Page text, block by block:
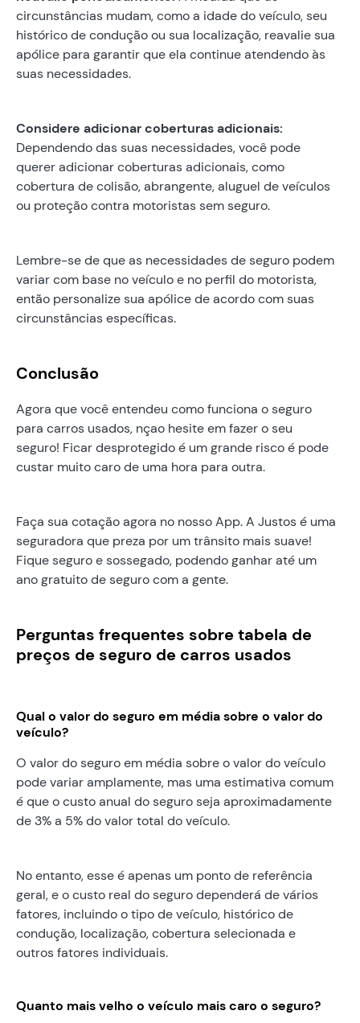
circunstâncias mudam, como a idade do veículo, seu
histórico de condução ou sua localização, reavalie sua
apólice para garantir que ela continue atendendo às
suas necessidades.
Considere adicionar coberturas adicionais:
Dependendo das suas necessidades, você pode
querer adicionar coberturas adicionais, como
cobertura de colisão, abrangente, aluguel de veículos
ou proteção contra motoristas sem seguro.
Lembre-se de que as necessidades de seguro podem
variar com base no veículo e no perfil do motorista,
então personalize sua apólice de acordo com suas
circunstâncias específicas.
Conclusão
Agora que você entendeu como funciona o seguro
para carros usados, nçao hesite em fazer o seu
seguro! Ficar desprotegido é um grande risco é pode
custar muito caro de uma hora para outra.
Faça sua cotação agora no nosso App. A Justos é uma
seguradora que preza por um trânsito mais suave!
Fique seguro e sossegado, podendo ganhar até um
ano gratuito de seguro com a gente.
Perguntas frequentes sobre tabela de
preços de seguro de carros usados
Qual o valor do seguro em média sobre o valor do
veículo?
O valor do seguro em média sobre o valor do veículo
pode variar amplamente, mas uma estimativa comum
é que o custo anual do seguro seja aproximadamente
de 3% a 5% do valor total do veículo.
No entanto, esse é apenas um ponto de referência
geral, e o custo real do seguro dependerá de vários
fatores, incluindo o tipo de veículo, histórico de
condução, localização, cobertura selecionada e
outros fatores individuais.
Quanto mais velho o veículo mais caro o seguro?